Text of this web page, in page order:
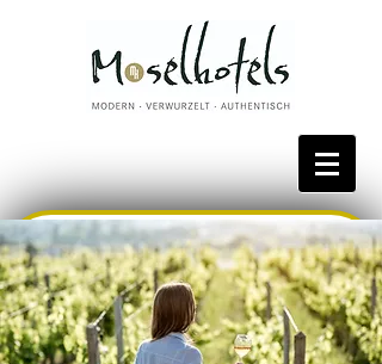
Bestpreis reservieren